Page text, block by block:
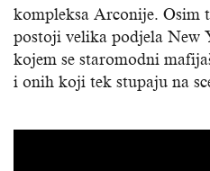
kompleksa Arconije. Osim
postoji velika podjela New
kojem se staromodni
i onih koji tek stupaju na